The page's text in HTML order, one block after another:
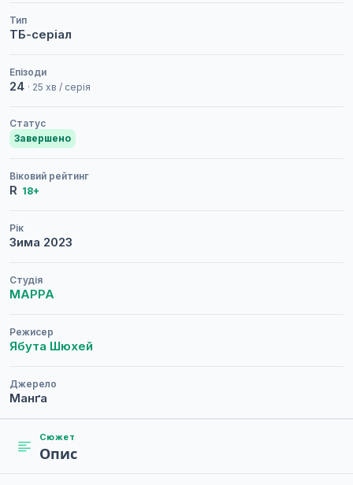
Тип
ТБ-серіал
Епізоди
24 · 25 хв / серія
Статус
Завершено
Віковий рейтинг
R 18+
Рік
Зима 2023
Студія
MAPPA
Режисер
Ябута Шюхей
Джерело
Манґа
Сюжет
Опис